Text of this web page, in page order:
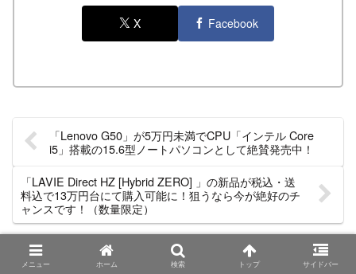
X Facebook
「Lenovo G50」が5万円未満でCPU「インテル Core
i5」搭載の15.6型ノートパソコンとして絶賛発売中！
「LAVIE Direct HZ [Hybrid ZERO] 」の新品が税込・送
料込で13万円台にて購入可能に！狙うなら今が絶好のチ
ャンスです！（数量限定）
ホーム 5万円ノートパソコンのおすすめ品
メニュー ホーム 検索 トップ サイドバー